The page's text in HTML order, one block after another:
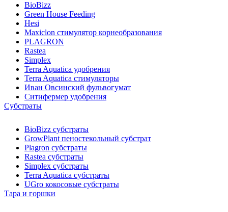
BioBizz
Green House Feeding
Hesi
Maxiclon стимулятор корнеобразования
PLAGRON
Rastea
Simplex
Terra Aquatica удобрения
Terra Aquatica стимуляторы
Иван Овсинский фульвогумат
Ситифермер удобрения
Субстраты
BioBizz cубстраты
GrowPlant пеностекольный субстрат
Plagron cубстраты
Rastea cубстраты
Simplex cубстраты
Terra Aquatica cубстраты
UGro кокосовые субстраты
Тара и горшки